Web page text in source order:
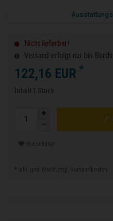
Nicht lieferbar!
Versand erfolgt nur bis
122,16 EUR *
Inhalt 1 Stück
Wunschliste
* inkl. ges. MwSt.zzgl. Versandkosten